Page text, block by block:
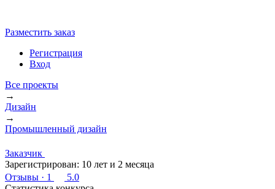
Разместить заказ
Регистрация
Вход
Все проекты
→
Дизайн
→
Промышленный дизайн
Заказчик
Зарегистрирован: 10 лет и 2 месяца
Отзывы · 1
5.0